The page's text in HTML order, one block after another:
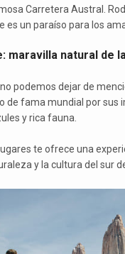
Carretera Austral.
es un paraíso para los
maravilla natural de
podemos dejar de
de fama mundial por
y rica fauna.
te ofrece una
y la cultura del sur